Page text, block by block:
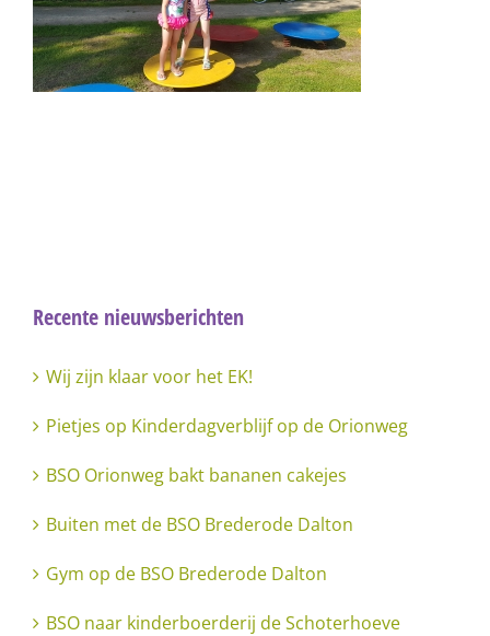
Recente nieuwsberichten
Wij zijn klaar voor het EK!
Pietjes op Kinderdagverblijf op de Orionweg
BSO Orionweg bakt bananen cakejes
Buiten met de BSO Brederode Dalton
Gym op de BSO Brederode Dalton
BSO naar kinderboerderij de Schoterhoeve